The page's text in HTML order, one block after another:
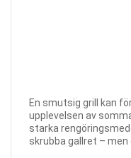
En smutsig grill kan
upplevelsen av
starka
skrubba gallret – men